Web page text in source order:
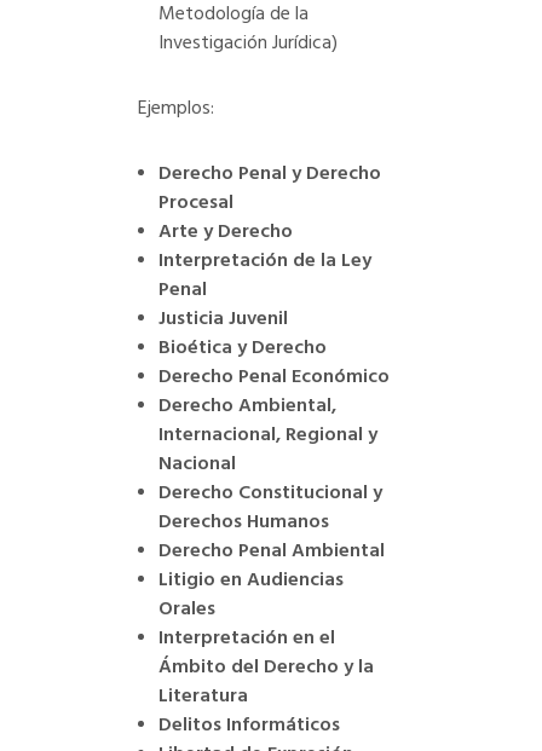
Metodología de la
Investigación Jurídica)
Ejemplos:
Derecho Penal y Derecho
Procesal
Arte y Derecho
Interpretación de la Ley
Penal
Justicia Juvenil
Bioética y Derecho
Derecho Penal Económico
Derecho Ambiental,
Internacional, Regional y
Nacional
Derecho Constitucional y
Derechos Humanos
Derecho Penal Ambiental
Litigio en Audiencias
Orales
Interpretación en el
Ámbito del Derecho y la
Literatura
Delitos Informáticos